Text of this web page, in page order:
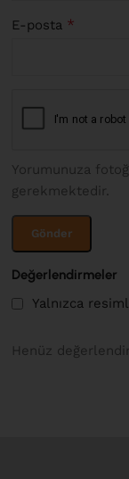
Değerlendirmeler
Yalnızca
Henüz
E-posta *
Yorumunuza
gerekmektedir.